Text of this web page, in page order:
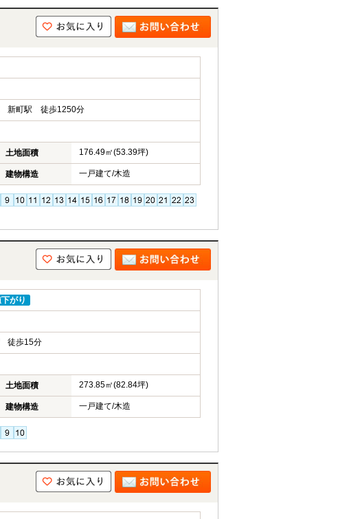
新町駅 徒歩1250分
土地面積 176.49㎡(53.39坪)
建物構造 一戸建て/木造
がり
徒歩15分
土地面積 273.85㎡(82.84坪)
建物構造 一戸建て/木造